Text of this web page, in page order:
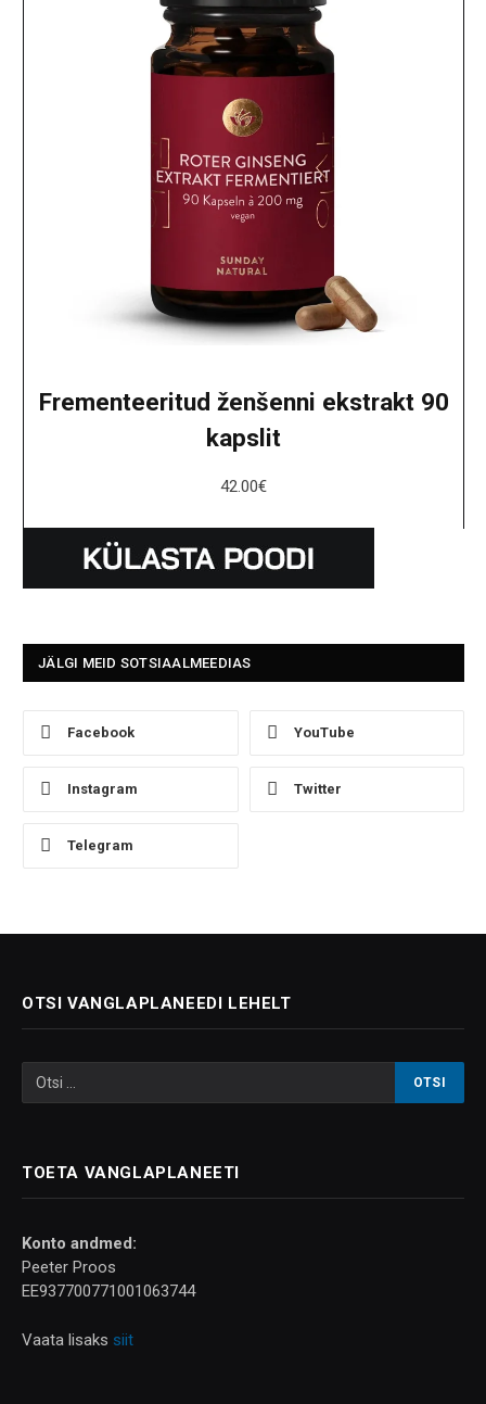
Frementeeritud ženšenni ekstrakt 90
kapslit
42.00€
JÄLGI MEID SOTSIAALMEEDIAS
Facebook YouTube
Instagram Twitter
Telegram
OTSI VANGLAPLANEEDI LEHELT
TOETA VANGLAPLANEETI
Konto andmed:
Peeter Proos
EE937700771001063744
Vaata lisaks siit